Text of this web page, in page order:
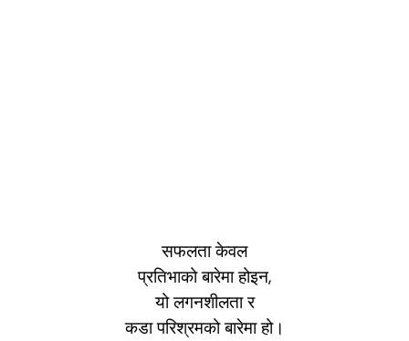
सफलता केवल
प्रतिभाको बारेमा होइन,
यो लगनशीलता र
कडा परिश्रमको बारेमा हो।